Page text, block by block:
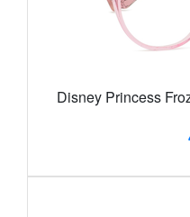
Disney Princess